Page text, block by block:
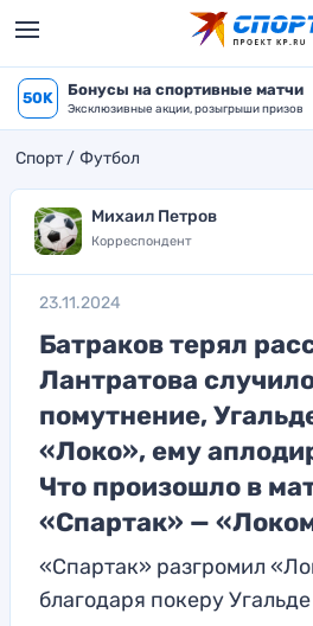
50K Бонусы на спортивные матчи
Эксклюзивные акции, розыгрыши призов
Спорт Футбол
Михаил Петров
Корреспондент
23.11.2024
Батраков терял
Лантратова
помутнение,
«Локо», ему
Что произошло в
«Спартак» —
«Спартак» разгромил
благодаря покеру Угальде